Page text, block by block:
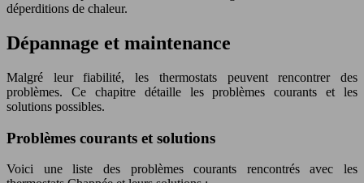
déperditions de chaleur.
Dépannage et maintenance
Malgré leur fiabilité, les thermostats peuvent rencontrer des
problèmes. Ce chapitre détaille les problèmes courants et les
solutions possibles.
Problèmes courants et solutions
Voici une liste des problèmes courants rencontrés avec les